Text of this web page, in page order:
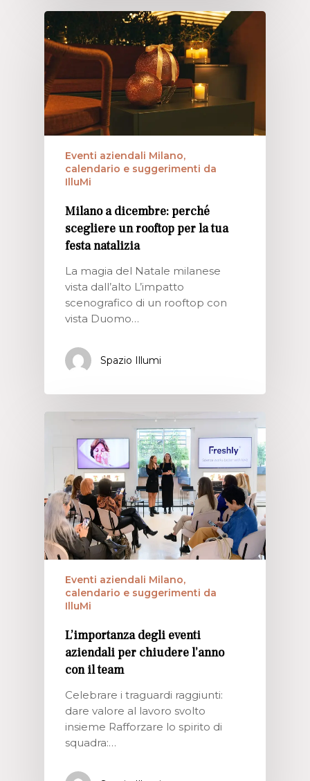
Eventi aziendali Milano,
calendario e suggerimenti da
IlluMi
Milano a dicembre: perché
scegliere un rooftop per la tua
festa natalizia
La magia del Natale milanese
vista dall’alto L’impatto
scenografico di un rooftop con
vista Duomo…
Spazio Illumi
Eventi aziendali Milano,
calendario e suggerimenti da
IlluMi
L’importanza degli eventi
aziendali per chiudere l’anno
con il team
Celebrare i traguardi raggiunti:
dare valore al lavoro svolto
insieme Rafforzare lo spirito di
squadra:…